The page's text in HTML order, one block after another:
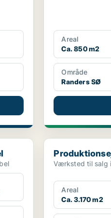
Areal
Ca. 850 m2
Område
Randers SØ
Værksted til salg
Areal
Ca. 3.170 m2